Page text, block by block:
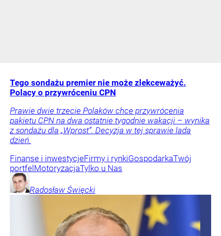
Tego sondażu premier nie może zlekceważyć.
Polacy o przywróceniu CPN
Prawie dwie trzecie Polaków chce przywrócenia
pakietu CPN na dwa ostatnie tygodnie wakacji – wynika
z sondażu dla „Wprost”. Decyzja w tej sprawie lada
dzień.
Finanse i inwestycjeFirmy i rynkiGospodarkaTwój
portfel MotoryzacjaTylko u Nas
Radosław Święcki